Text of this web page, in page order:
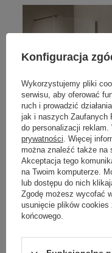
OKAZJA
NZ4 Parawan
NESTA GUNMETAL
BRUSHED stały U
szkło czyste 8mm
Shield 2.0 - wsp.
równoległy
1 451,00 zł
Najniższa cena produktu w
Konfiguracja
Wykorzystujemy pliki
serwisu, aby oferować
ruch i prowadzić
jak i naszych Zaufanych
do personalizacji
prywatności . Więcej
można znaleźć także na
Akceptacja tego
na Twoim komputerze.
lub dostępu do nich
Zgodę możesz wycofać
usunięcie plików cookies
końcowego.